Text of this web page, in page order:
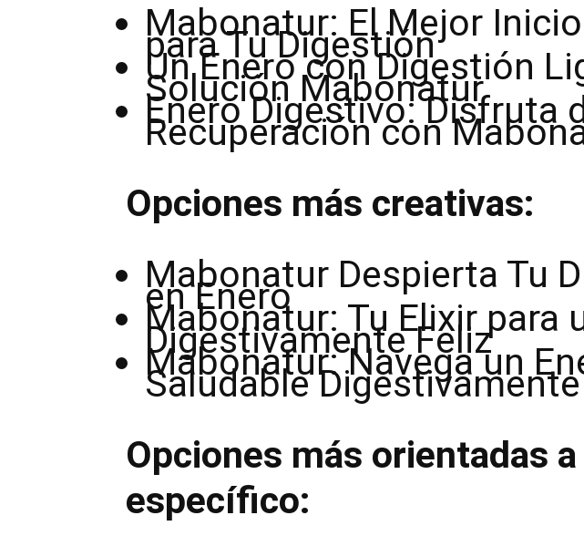
Mabonatur: El Mejor
para Tu Digestión
Un Enero con Digestión
Solución Mabonatur
Enero Digestivo: Disfruta
Recuperación con
Opciones más creativas:
Mabonatur Despierta Tu
en Enero
Mabonatur: Tu Elixir para
Digestivamente Feliz
Mabonatur: Navega un
Saludable Digestivamente
Opciones más orientadas
específico: